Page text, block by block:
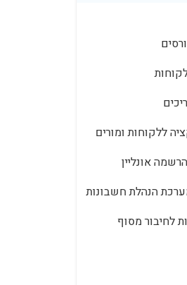
ללקוחות ומורים
אונליין
הנהלת חשבונות
לחיבור מסוף